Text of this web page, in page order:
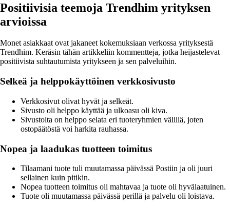
Positiivisia teemoja Trendhim yrityksen
arvioissa
Monet asiakkaat ovat jakaneet kokemuksiaan verkossa yrityksestä
Trendhim. Keräsin tähän artikkeliin kommentteja, jotka heijastelevat
positiivista suhtautumista yritykseen ja sen palveluihin.
Selkeä ja helppokäyttöinen verkkosivusto
Verkkosivut olivat hyvät ja selkeät.
Sivusto oli helppo käyttää ja ulkoasu oli kiva.
Sivustolta on helppo selata eri tuoteryhmien välillä, joten
ostopäätöstä voi harkita rauhassa.
Nopea ja laadukas tuotteen toimitus
Tilaamani tuote tuli muutamassa päivässä Postiin ja oli juuri
sellainen kuin pitikin.
Nopea tuotteen toimitus oli mahtavaa ja tuote oli hyvälaatuinen.
Tuote oli muutamassa päivässä perillä ja palvelu oli loistava.